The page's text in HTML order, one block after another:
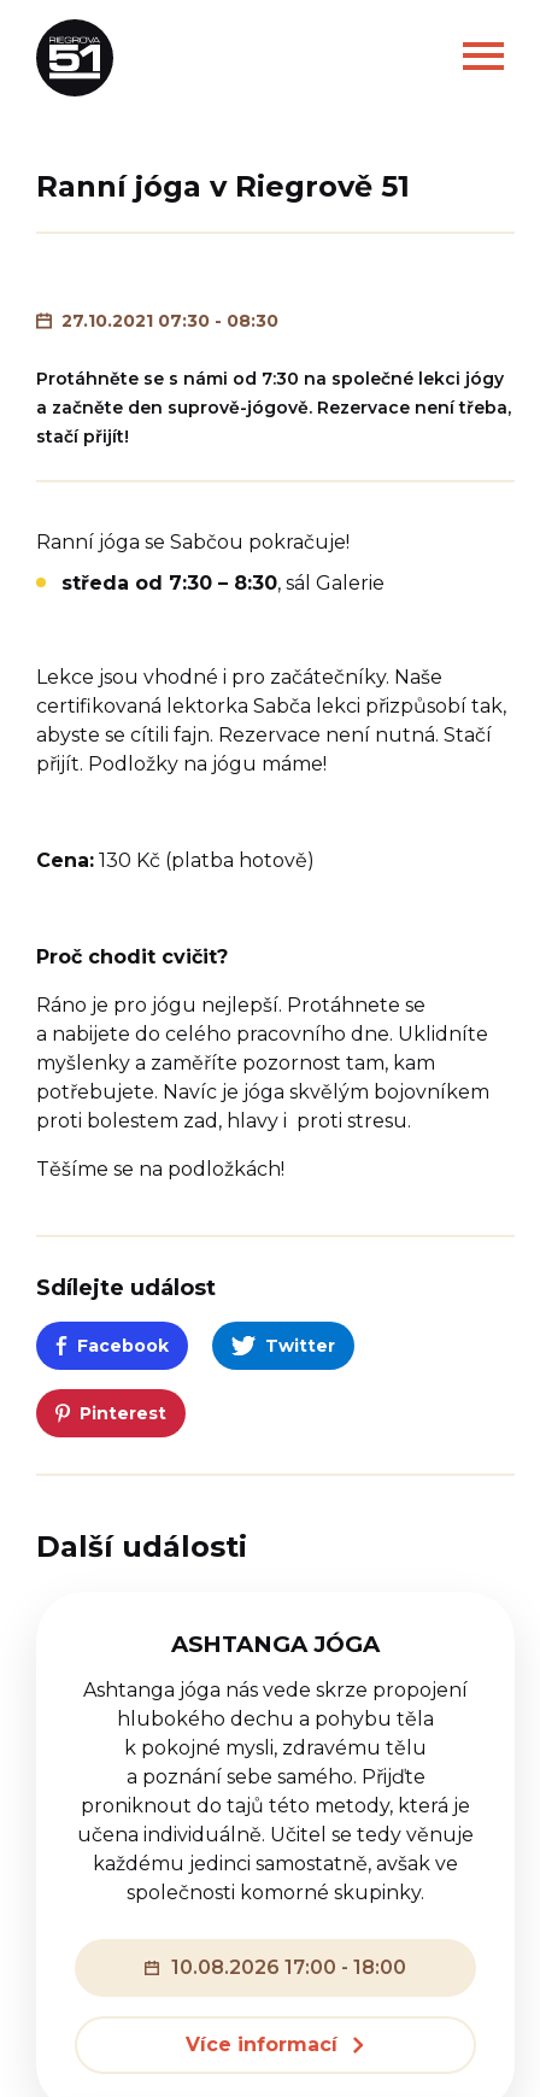
Ranní jóga v Riegrově 51
27.10.2021 07:30 - 08:30
Protáhněte se s námi od 7:30 na společné lekci jógy
a začněte den suprově-jógově. Rezervace není třeba,
stačí přijít!
Ranní jóga se Sabčou pokračuje!
středa od 7:30 – 8:30, sál Galerie
Lekce jsou vhodné i pro začátečníky. Naše
certifikovaná lektorka Sabča lekci přizpůsobí tak,
abyste se cítili fajn. Rezervace není nutná. Stačí
přijít. Podložky na jógu máme!
Cena: 130 Kč (platba hotově)
Proč chodit cvičit?
Ráno je pro jógu nejlepší. Protáhnete se
a nabijete do celého pracovního dne. Uklidníte
myšlenky a zaměříte pozornost tam, kam
potřebujete. Navíc je jóga skvělým bojovníkem
proti bolestem zad, hlavy i proti stresu.
Těšíme se na podložkách!
Sdílejte událost
Facebook Twitter
Pinterest
Další události
ASHTANGA JÓGA
Ashtanga jóga nás vede skrze propojení
hlubokého dechu a pohybu těla
k pokojné mysli, zdravému tělu
a poznání sebe samého. Přijďte
proniknout do tajů této metody, která je
učena individuálně. Učitel se tedy věnuje
každému jedinci samostatně, avšak ve
společnosti komorné skupinky.
10.08.2026 17:00 - 18:00
Více informací